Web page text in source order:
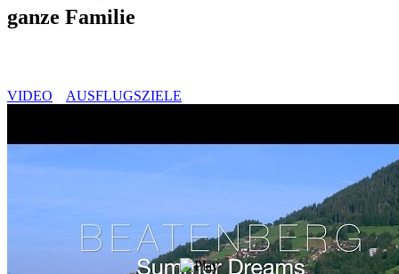
ganze Familie
VIDEO AUSFLUGSZIELE